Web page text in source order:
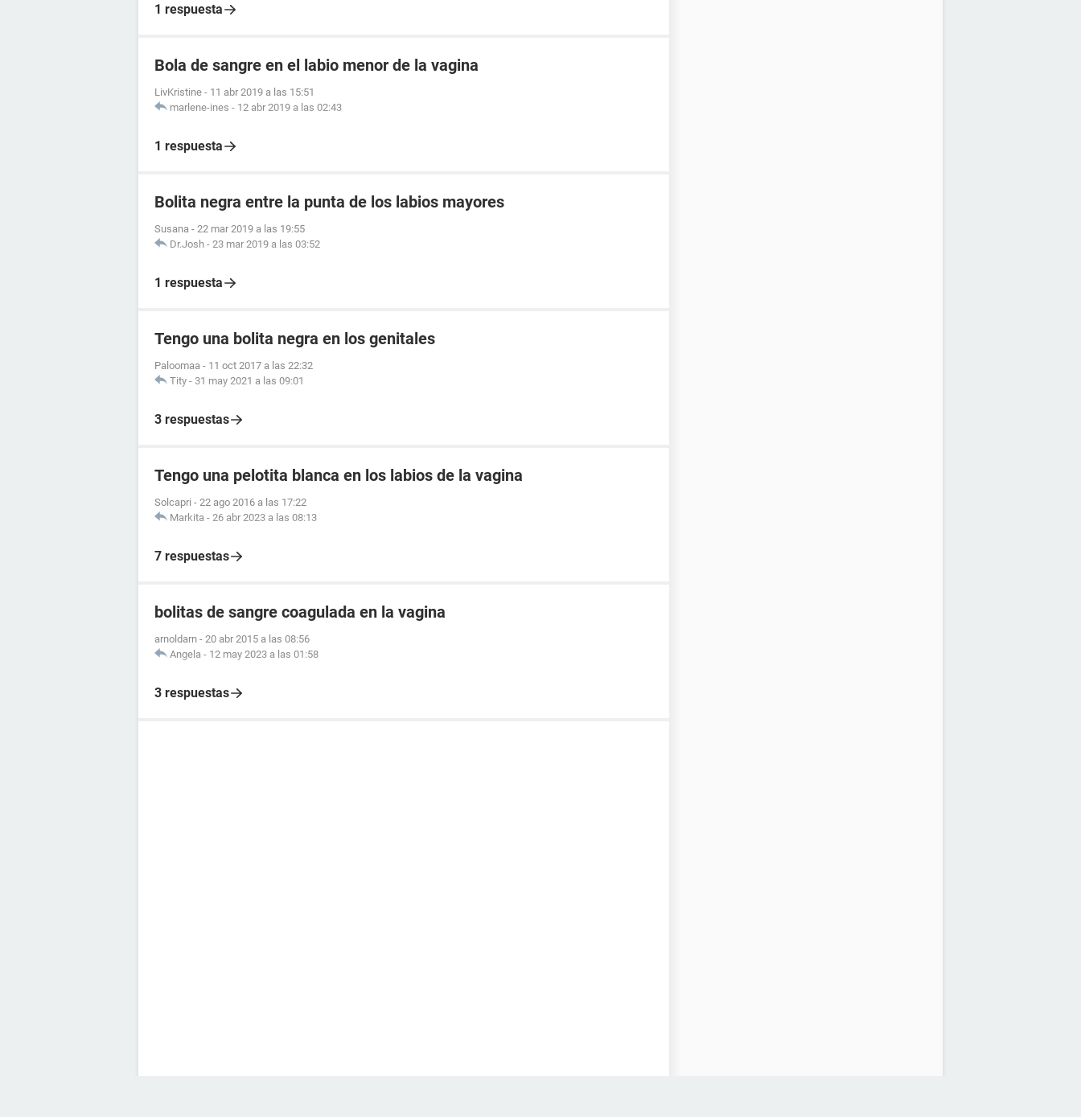
1 respuesta
Bola de sangre en el labio menor de la vagina
LivKristine - 11 abr 2019 a las 15:51
marlene-ines - 12 abr 2019 a las 02:43
1 respuesta
Bolita negra entre la punta de los labios mayores
Susana - 22 mar 2019 a las 19:55
Dr.Josh - 23 mar 2019 a las 03:52
1 respuesta
Tengo una bolita negra en los genitales
Paloomaa - 11 oct 2017 a las 22:32
Tity - 31 may 2021 a las 09:01
3 respuestas
Tengo una pelotita blanca en los labios de la vagina
Solcapri - 22 ago 2016 a las 17:22
Markita - 26 abr 2023 a las 08:13
7 respuestas
bolitas de sangre coagulada en la vagina
arnoldarn - 20 abr 2015 a las 08:56
Angela - 12 may 2023 a las 01:58
3 respuestas